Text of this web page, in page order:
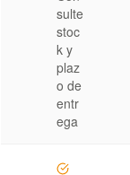
sulte
stoc
k y
plaz
o de
entr
ega